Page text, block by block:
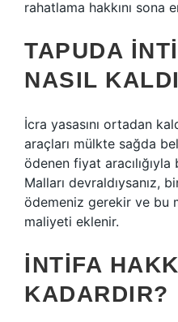
rahatlama hakkını sona
TAPUDA
NASIL
İcra yasasını ortadan
araçları mülkte sağda
ödenen fiyat aracılığıyla
Malları devraldıysanız,
ödemeniz gerekir ve bu
maliyeti eklenir.
İNTIFA
KADARDIR?